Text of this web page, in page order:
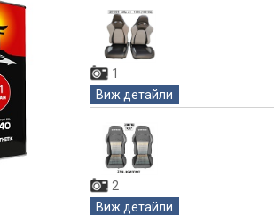
1
Виж детайли
2
Виж детайли